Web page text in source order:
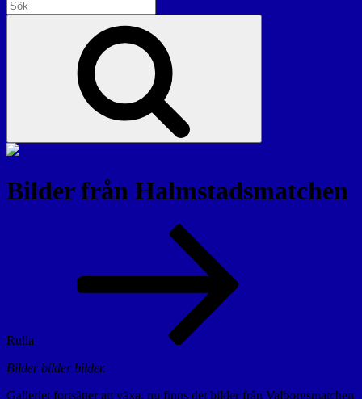
Sök
efter:
Bilder från Halmstadsmatchen
Rulla
Bilder bilder bilder.
Galleriet fortsätter att växa, nu finns det bilder från Valborgsmatchen